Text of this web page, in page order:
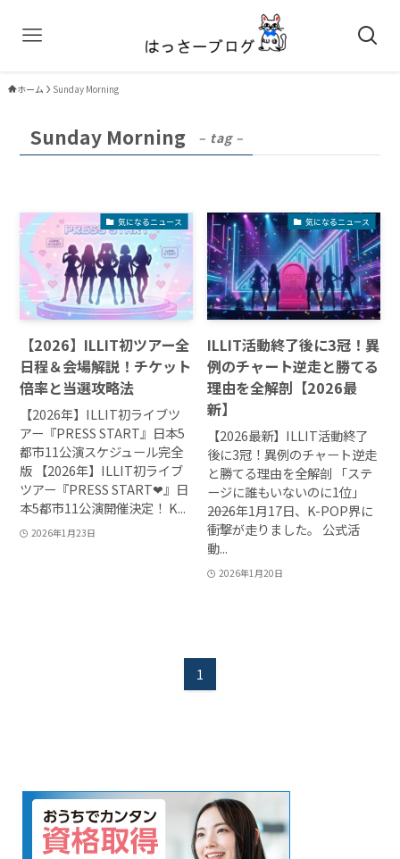
ホーム Sunday Morning
Sunday Morning – tag –
気になるニュース
【2026】ILLIT初ツアー全
日程＆会場解説！チケット
倍率と当選攻略法
【2026年】ILLIT初ライブツ
アー『PRESS START』日本5
都市11公演スケジュール完全
版 【2026年】ILLIT初ライブ
ツアー『PRESS START❤』日
本5都市11公演開催決定！ K...
2026年1月23日
気になるニュース
ILLIT活動終了後に3冠！異
例のチャート逆走と勝てる
理由を全解剖【2026最
新】
【2026最新】ILLIT活動終了
後に3冠！異例のチャート逆走
と勝てる理由を全解剖 「ステ
ージに誰もいないのに1位」
――2026年1月17日、K-POP界に
衝撃が走りました。 公式活
動...
2026年1月20日
1